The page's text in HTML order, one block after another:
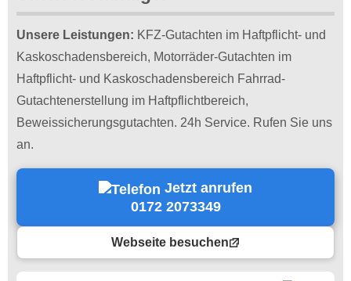
Unsere Leistungen: KFZ-Gutachten im Haftpflicht- und
Kaskoschadensbereich, Motorräder-Gutachten im
Haftpflicht- und Kaskoschadensbereich Fahrrad-
Gutachtenerstellung im Haftpflichtbereich,
Beweissicherungsgutachten. 24h Service. Rufen Sie uns
an.
Jetzt anrufen
0172 2073349
Webseite besuchen